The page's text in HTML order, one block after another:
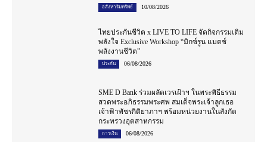
อสังหาริมทรัพย์ 10/08/2026
ไทยประกันชีวิต x LIVE TO LIFE จัดกิจกรรมเติม
พลังใจ Exclusive Workshop “มิกซ์รูน แมตช์
พลังงานชีวิต”
ประกัน 06/08/2026
SME D Bank ร่วมผลัดเวรเฝ้าฯ ในพระพิธีธรรม
สวดพระอภิธรรมพระศพ สมเด็จพระเจ้าลูกเธอ
เจ้าฟ้าพัชรกิติยาภาฯ พร้อมหน่วยงานในสังกัด
กระทรวงอุตสาหกรรม
การเงิน 06/08/2026